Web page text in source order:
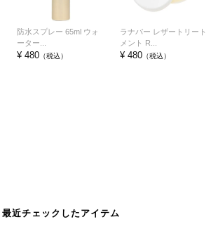
防水スプレー 65ml ウォ
ーター...
¥ 480 （税込）
ラナパー レザートリート
メント R...
¥ 480（税込）
最近チェックしたアイテム